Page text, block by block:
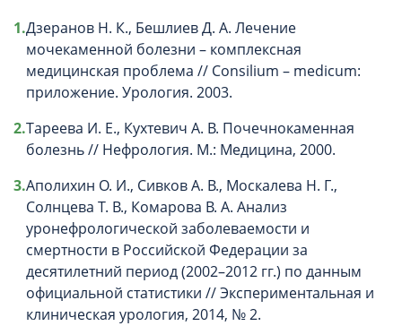
Дзеранов Н. К., Бешлиев Д. А. Лечение
мочекаменной болезни – комплексная
медицинская проблема // Consilium – medicum:
приложение. Урология. 2003.
Тареева И. Е., Кухтевич А. В. Почечнокаменная
болезнь // Нефрология. М.: Медицина, 2000.
Аполихин О. И., Сивков А. В., Москалева Н. Г.,
Солнцева Т. В., Комарова В. А. Анализ
уронефрологической заболеваемости и
смертности в Российской Федерации за
десятилетний период (2002–2012 гг.) по данным
официальной статистики // Экспериментальная и
клиническая урология, 2014, № 2.